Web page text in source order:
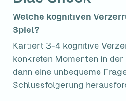
Welche kognitiven
Spiel?
Kartiert 3-4 kognitive
konkreten Momenten in
dann eine unbequeme
Schlussfolgerung